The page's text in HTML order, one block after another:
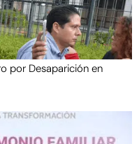
por Desaparición en